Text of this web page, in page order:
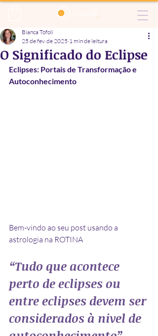
O Significado do Eclipse
Bianca Tofoli
25 de fev. de 2025 1 min de leitura
Eclipses: Portais de Transformação e
Autoconhecimento
Bem-vindo ao seu post usando a
astrologia na ROTINA
“Tudo que acontece
perto de eclipses ou
entre eclipses devem ser
considerados à nivel de